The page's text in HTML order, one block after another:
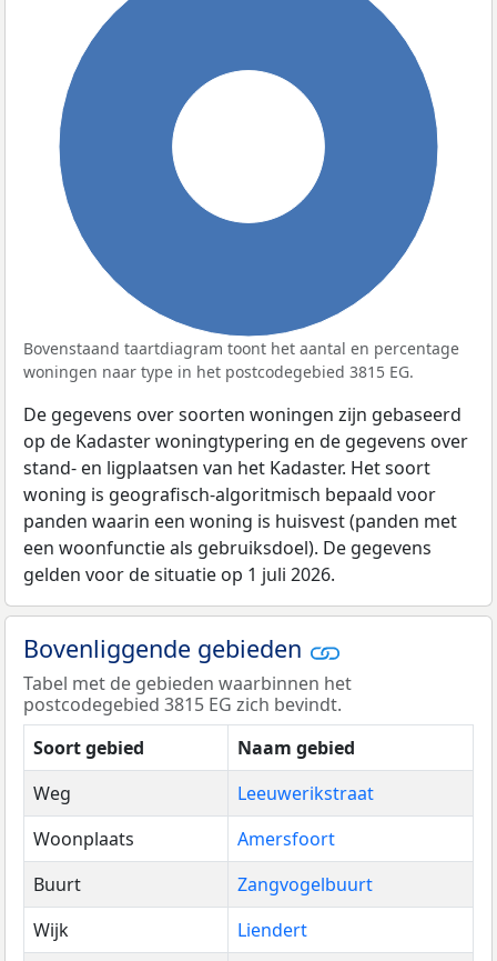
Bovenstaand taartdiagram toont het aantal en percentage
woningen naar type in het postcodegebied 3815 EG.
De gegevens over soorten woningen zijn gebaseerd
op de Kadaster woningtypering en de gegevens over
stand- en ligplaatsen van het Kadaster. Het soort
woning is geografisch-algoritmisch bepaald voor
panden waarin een woning is huisvest (panden met
een woonfunctie als gebruiksdoel). De gegevens
gelden voor de situatie op 1 juli 2026.
Bovenliggende gebieden
Tabel met de gebieden waarbinnen het
postcodegebied 3815 EG zich bevindt.
Soort gebied
Naam gebied
Weg
Leeuwerikstraat
Woonplaats
Amersfoort
Buurt
Zangvogelbuurt
Wijk
Liendert